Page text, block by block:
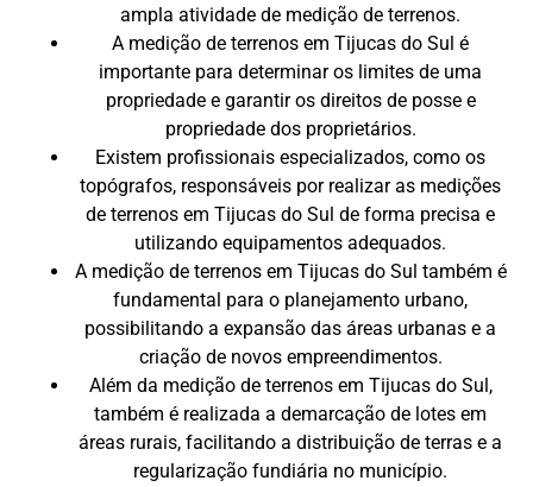
ampla atividade de medição de terrenos.
A medição de terrenos em Tijucas do Sul é
importante para determinar os limites de uma
propriedade e garantir os direitos de posse e
propriedade dos proprietários.
Existem profissionais especializados, como os
topógrafos, responsáveis por realizar as medições
de terrenos em Tijucas do Sul de forma precisa e
utilizando equipamentos adequados.
A medição de terrenos em Tijucas do Sul também é
fundamental para o planejamento urbano,
possibilitando a expansão das áreas urbanas e a
criação de novos empreendimentos.
Além da medição de terrenos em Tijucas do Sul,
também é realizada a demarcação de lotes em
áreas rurais, facilitando a distribuição de terras e a
regularização fundiária no município.